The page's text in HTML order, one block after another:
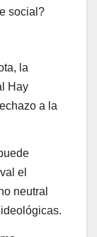
social?
la
Hay
a la
el
neutral